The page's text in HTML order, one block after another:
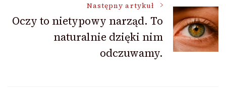
Następny artykuł
Oczy to nietypowy narząd. To
naturalnie dzięki nim
odczuwamy.